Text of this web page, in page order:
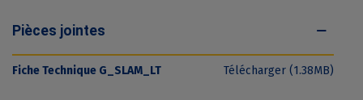
Pièces jointes
Fiche Technique G_SLAM_LT Télécharger (1.38MB)